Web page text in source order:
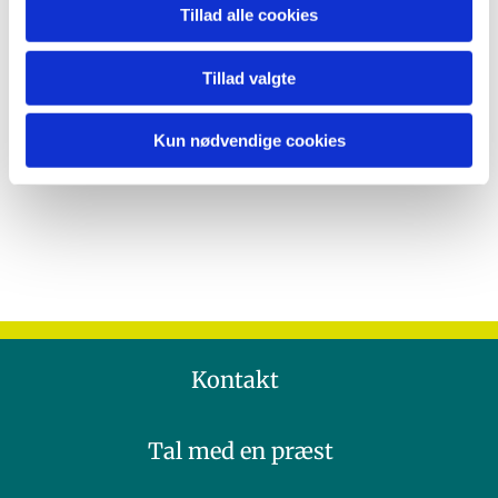
Tillad alle cookies
Tillad valgte
Kun nødvendige cookies
Kontakt
Tal med en præst